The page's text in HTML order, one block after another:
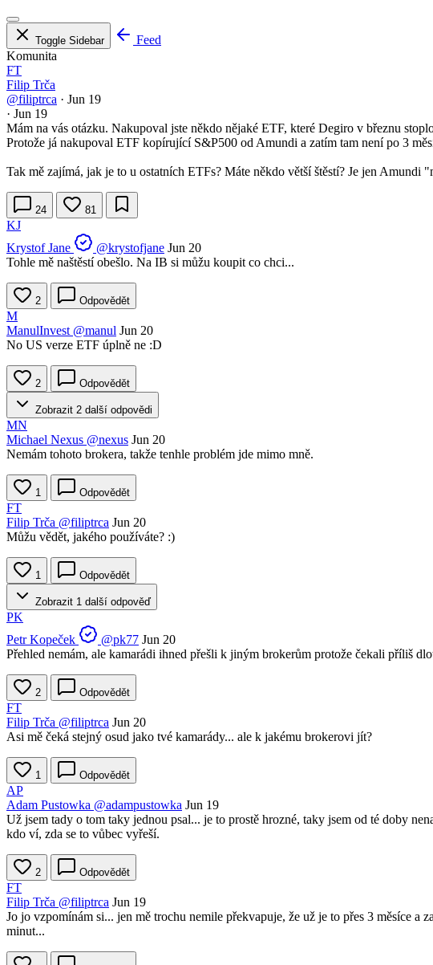
Toggle Sidebar
Feed
Komunita
FT
Filip Trča
@filiptrca · Jun 19
· Jun 19
Mám na vás otázku. Nakupoval jste někdo nějaké ETF, které Degiro v březnu
Protože já nakupoval ETF kopírující S&P500 od Amundi a zatím tam není po 3
Tak mě zajímá, jak je to u ostatních ETFs? Máte někdo větší štěstí? Je jen Amundi
24 81
KJ
Krystof Jane
@krystofjane Jun 20
Tohle mě naštěstí obešlo. Na IB si můžu koupit co chci...
2 Odpovědět
M
ManulInvest @manul Jun 20
No US verze ETF úplně ne :D
2 Odpovědět
Zobrazit 2 další odpovědi
MN
Michael Nexus @nexus Jun 20
Nemám tohoto brokera, takže tenhle problém jde mimo mně.
1 Odpovědět
FT
Filip Trča @filiptrca Jun 20
Můžu vědět, jakého používáte? :)
1 Odpovědět
Zobrazit 1 další odpověď
PK
Petr Kopeček
@pk77 Jun 20
Přehled nemám, ale kamarádi ihned přešli k jiným brokerům protože čekali příliš
2 Odpovědět
FT
Filip Trča @filiptrca Jun 20
Asi mě čeká stejný osud jako tvé kamarády... ale k jakému brokerovi jít?
1 Odpovědět
AP
Adam Pustowka @adampustowka Jun 19
Už jsem tady o tom taky jednou psal... je to prostě hrozné, taky jsem od té doby
kdo ví, zda se to vůbec vyřeší.
2 Odpovědět
FT
Filip Trča @filiptrca Jun 19
Jo jo vzpomínám si... jen mě trochu nemile překvapuje, že už je to přes 3 měsíce
minut...